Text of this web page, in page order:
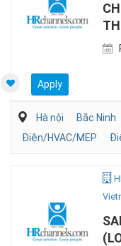
Apply
Hà nội Bắc Ninh
Điện/HVAC/MEP